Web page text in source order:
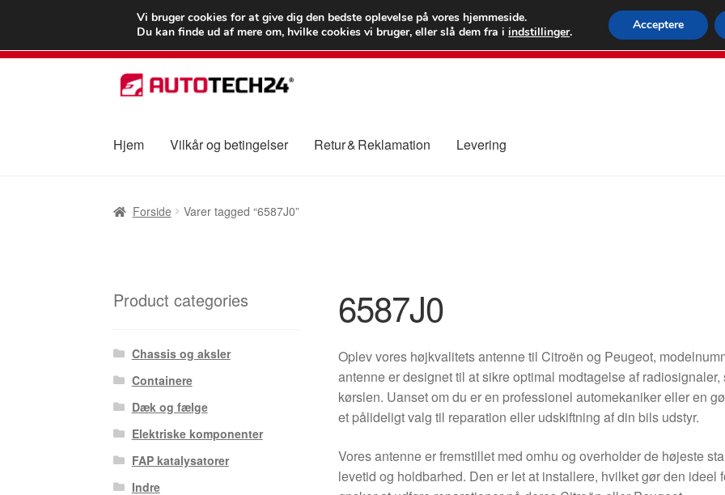
LEVERING fra 55 kr.
FEDEX
80 82
Spring
til
Spring
til
Hjem
Vilkår og betingelser Retur & Reklamation Levering
Forside Varer tagged “6587J0”
6587J0
Oplev vores højkvalitets antenne til Citroën og Peugeot,
antenne er designet til at sikre optimal modtagelse af
kørslen. Uanset om du er en professionel automekaniker eller en
et pålideligt valg til reparation eller udskiftning af din bils udstyr.
Vores antenne er fremstillet med omhu og overholder de højeste
levetid og holdbarhed. Den er let at installere, hvilket gør den ideel
Product categories
Chassis og aksler
Containere
Dæk og fælge
Elektriske komponenter
FAP katalysatorer
Indre
Vi bruger cookies for at give dig den bedste oplevelse på vores hjemmeside.
Du kan finde ud af mere om, hvilke cookies vi bruger, eller slå dem fra iindstillinger. Acceptere